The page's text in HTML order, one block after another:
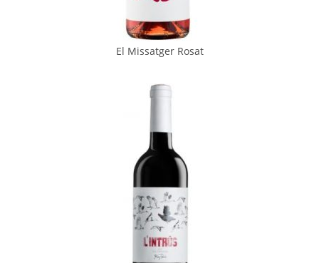
El Missatger Rosat